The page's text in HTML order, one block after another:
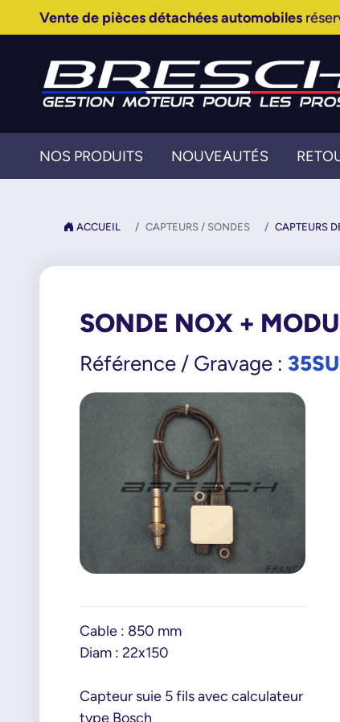
Vente de pièces détachées automobiles
NOS PRODUITS NOUVEAUTÉS
ACCUEIL CAPTEURS / SONDES CAPTEURS
SONDE NOX +
Référence / Gravage :
Cable : 850 mm
Diam : 22x150
Capteur suie 5 fils avec calculateur
type Bosch